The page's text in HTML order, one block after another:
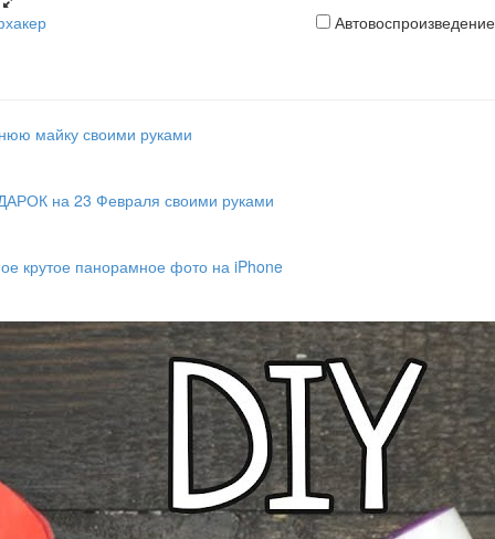
Автовоспроизведение
майку своими руками
на 23 Февраля своими руками
крутое панорамное фото на iPhone